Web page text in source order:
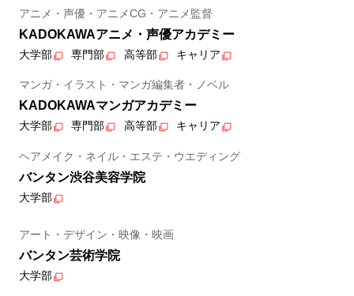
アニメ・声優・アニメCG・アニメ監督
KADOKAWAアニメ・声優アカデミー
大学部 専門部 高等部 キャリア
マンガ・イラスト・マンガ編集者・ノベル
KADOKAWAマンガアカデミー
大学部 専門部 高等部 キャリア
ヘアメイク・ネイル・エステ・ウエディング
バンタン渋谷美容学院
大学部
アート・デザイン・映像・映画
バンタン芸術学院
大学部